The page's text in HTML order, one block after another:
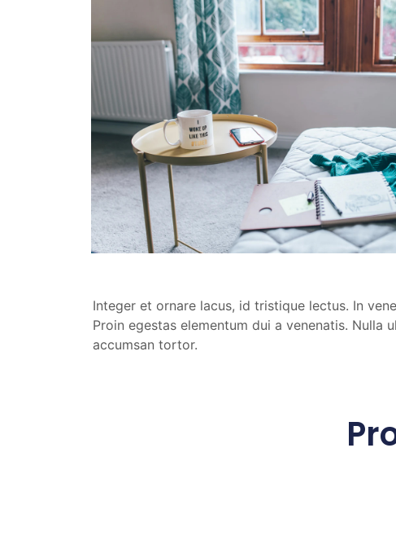
Integer et ornare lacus, id tristique lectus. In
Proin egestas elementum dui a venenatis. Nulla
accumsan tortor.